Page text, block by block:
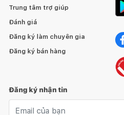
Trung tâm trợ giúp
Đánh giá
Đăng ký làm chuyên gia
Đăng ký bán hàng
Đăng ký nhận tin